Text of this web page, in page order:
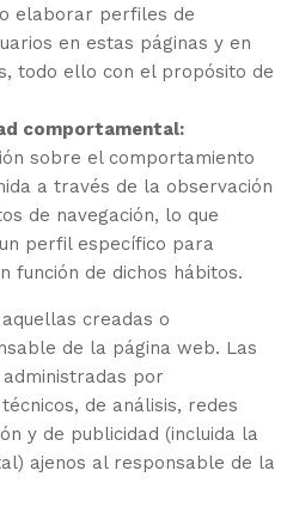
elaborar perfiles de
en estas páginas y en
todo ello con el propósito de
comportamental:
sobre el comportamiento
a través de la observación
de navegación, lo que
perfil específico para
función de dichos hábitos.
creadas o
de la página web. Las
administradas por
de análisis, redes
y de publicidad (incluida la
ajenos al responsable de la